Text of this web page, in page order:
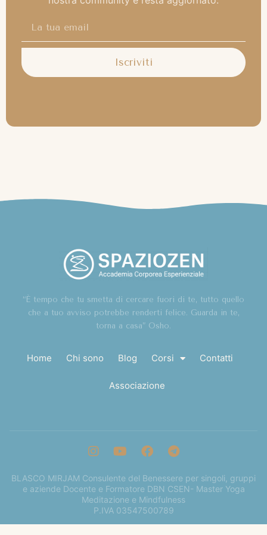
Iscriviti
“È tempo che tu smetta di cercare fuori di te, tutto quello
che a tuo avviso potrebbe renderti felice. Guarda in te,
torna a casa” Osho.
Home Chi sono Blog Corsi Contatti
Associazione
BLASCO MIRJAM Consulente del Benessere per singoli, gruppi
e aziende Docente e Formatore DBN CSEN- Master Yoga
Meditazione e Mindfulness
P.IVA 03547500789